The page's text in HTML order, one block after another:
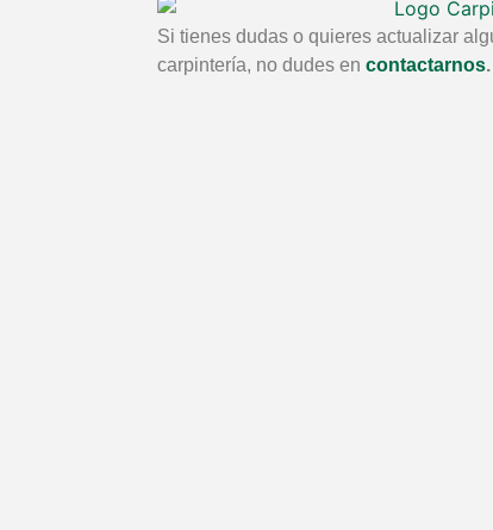
Si tienes dudas o quieres actualizar
carpintería, no dudes en contactarnos.